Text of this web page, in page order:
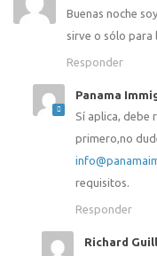
Buenas noche
sirve o sólo para
Responder
Panama
Sí aplica, debe
primero,no
requisitos.
Responder
Richard